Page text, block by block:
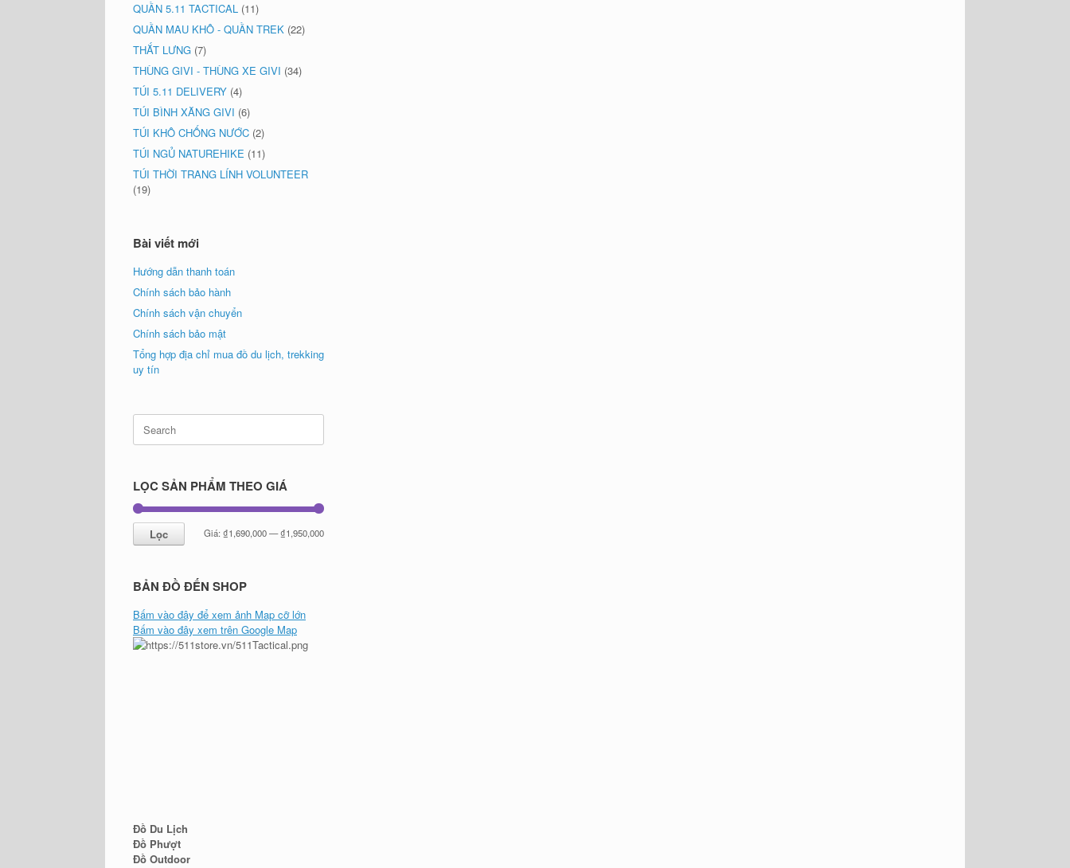
QUẦN 5.11 TACTICAL (11)
QUẦN MAU KHÔ - QUẦN TREK (22)
THẮT LƯNG (7)
THÙNG GIVI - THÙNG XE GIVI (34)
TÚI 5.11 DELIVERY (4)
TÚI BÌNH XĂNG GIVI (6)
TÚI KHÔ CHỐNG NƯỚC (2)
TÚI NGỦ NATUREHIKE (11)
TÚI THỜI TRANG LÍNH VOLUNTEER
(19)
Bài viết mới
Hướng dẫn thanh toán
Chính sách bảo hành
Chính sách vận chuyển
Chính sách bảo mật
Tổng hợp địa chỉ mua đồ du lịch, trekking
uy tín
Search
for:
LỌC SẢN PHẨM THEO GIÁ
Giá
Giá
Lọc Giá:₫1,690,000—₫1,950,000
BẢN ĐỒ ĐẾN SHOP
Bấm vào đây để xem ảnh Map cỡ lớn
Bấm vào đây xem trên Google Map
Đồ Du Lịch
Đồ Phượt
Đồ Outdoor